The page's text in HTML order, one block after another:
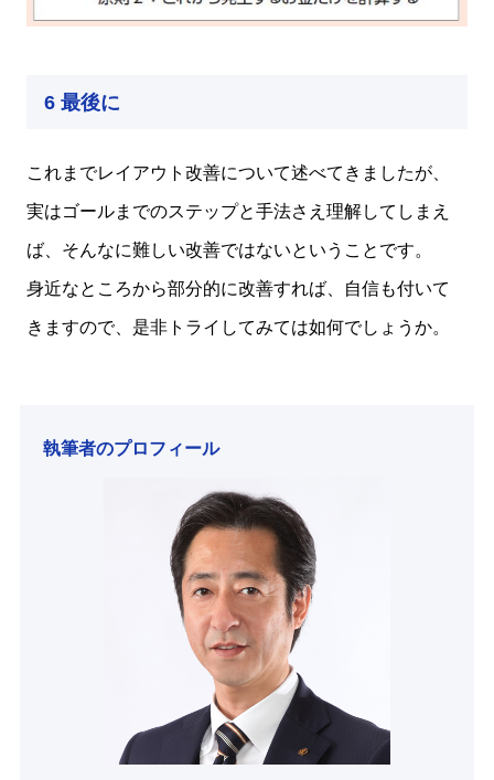
6 最後に
これまでレイアウト改善について述べてきましたが、
実はゴールまでのステップと手法さえ理解してしまえ
ば、そんなに難しい改善ではないということです。
身近なところから部分的に改善すれば、自信も付いて
きますので、是非トライしてみては如何でしょうか。
執筆者のプロフィール